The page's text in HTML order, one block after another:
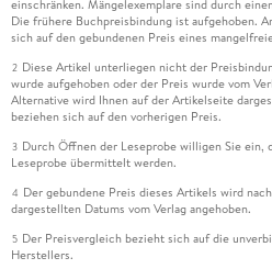
kann, habe ich sie gut überlesen
an manchen Stellen dann doch
wirklich das Wort gemeint war,
kann nicht nur dieses Buch,
von Clive Cussler empfehlen. Es
gesunder Mix aus zufälligen
fanatischen Anhängern
veröffentlich neuer Erkenntnisse
einschränken. Mängelexemplare sind durch
Die frühere Buchpreisbindung ist aufgehoben.
sich auf den gebundenen Preis eines
2 Diese Artikel unterliegen nicht der
wurde aufgehoben oder der Preis wurde vom
Alternative wird Ihnen auf der Artikelseite
beziehen sich auf den vorherigen Preis.
3 Durch Öffnen der Leseprobe willigen Sie ein,
Leseprobe übermittelt werden.
4 Der gebundene Preis dieses Artikels wird
dargestellten Datums vom Verlag angehoben.
5 Der Preisvergleich bezieht sich auf die
Herstellers.